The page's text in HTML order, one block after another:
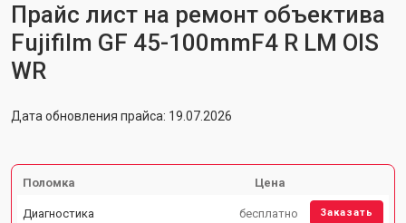
Прайс лист на ремонт объектива
Fujifilm GF 45-100mmF4 R LM OIS
WR
Дата обновления прайса: 19.07.2026
Поломка Цена
Диагностика бесплатно Заказать